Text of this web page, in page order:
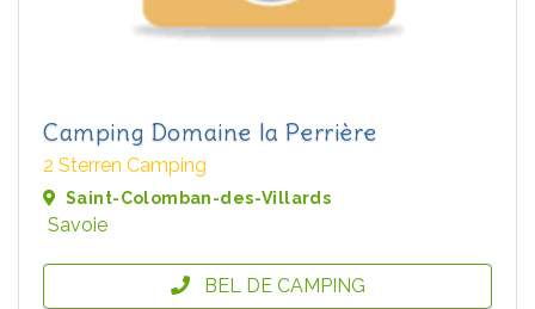
Camping Domaine la Perrière
2 Sterren Camping
Saint-Colomban-des-Villards
Savoie
BEL DE CAMPING